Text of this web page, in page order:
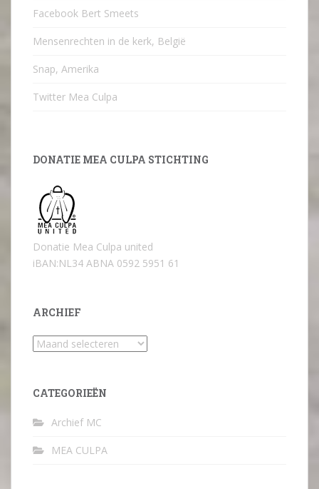
Facebook Bert Smeets
Mensenrechten in de kerk, België
Snap, Amerika
Twitter Mea Culpa
DONATIE MEA CULPA STICHTING
Donatie Mea Culpa united
iBAN:NL34 ABNA 0592 5951 61
ARCHIEF
Archief
CATEGORIEËN
Archief MC
MEA CULPA